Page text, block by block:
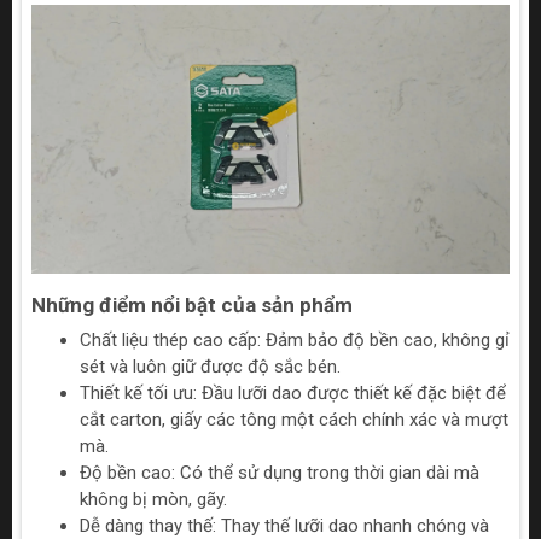
Những điểm nổi bật của sản phẩm
Chất liệu thép cao cấp: Đảm bảo độ bền cao, không gỉ
sét và luôn giữ được độ sắc bén.
Thiết kế tối ưu: Đầu lưỡi dao được thiết kế đặc biệt để
cắt carton, giấy các tông một cách chính xác và mượt
mà.
Độ bền cao: Có thể sử dụng trong thời gian dài mà
không bị mòn, gãy.
Dễ dàng thay thế: Thay thế lưỡi dao nhanh chóng và